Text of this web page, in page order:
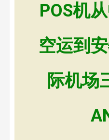
POS机
空运到
际机场